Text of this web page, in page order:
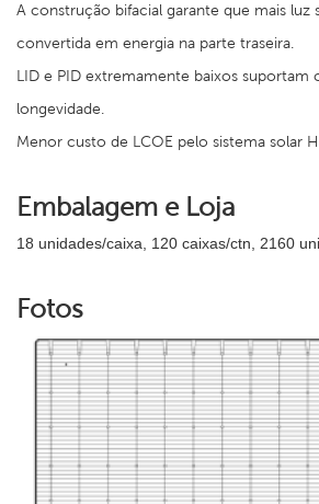
A construção bifacial garante que mais luz
convertida em energia na parte traseira.
LID e PID extremamente baixos suportam
longevidade.
Menor custo de LCOE pelo sistema solar
Embalagem e Loja
18 unidades/caixa, 120 caixas/ctn, 2160
Fotos